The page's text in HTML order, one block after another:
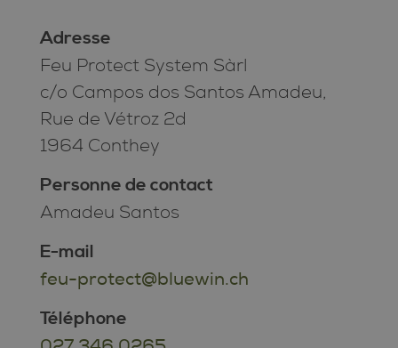
Adresse
Feu Protect System Sàrl
c/o Campos dos Santos Amadeu,
Rue de Vétroz 2d
1964 Conthey
Personne de contact
Amadeu Santos
E-mail
feu-protect@bluewin.ch
Téléphone